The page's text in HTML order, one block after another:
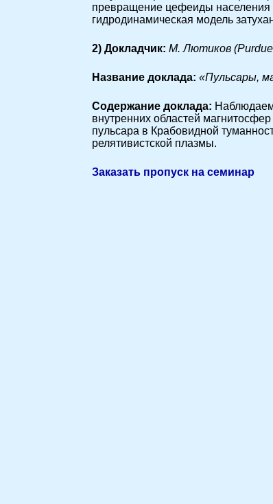
превращение цефеиды населения
гидродинамическая модель
2) Докладчик: М. Лютиков
Название доклада: «Пульсары,
Cодержание доклада:
внутренних областей
пульсара в Крабовидной
релятивистской плазмы.
Заказать пропуск на семинар